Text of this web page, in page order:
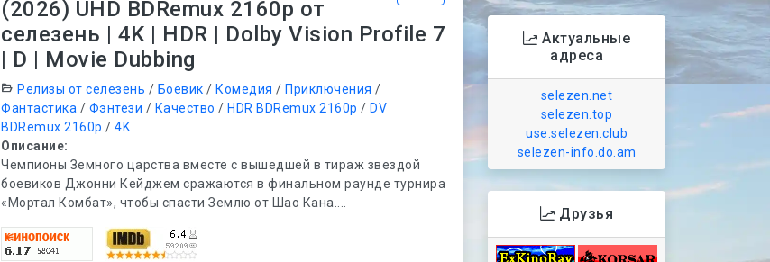
(2026) UHD BDRemux 2160p от
селезень | 4K | HDR | Dolby Vision Profile 7
| D | Movie Dubbing
Релизы от селезень / Боевик /Комедия /Приключения /
Фантастика / Фэнтези / Качество /HDR BDRemux 2160p /DV
BDRemux 2160p /4K
Описание:
Чемпионы Земного царства вместе с вышедшей в тираж звездой
боевиков Джонни Кейджем сражаются в финальном раунде турнира
«Мортал Комбат», чтобы спасти Землю от Шао Кана....
Актуальные
адреса
selezen.net
selezen.top
use.selezen.club
selezen-info.do.am
Друзья